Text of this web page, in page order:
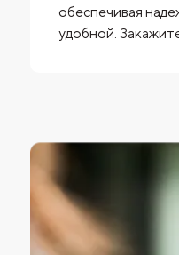
обеспечивая
удобной.